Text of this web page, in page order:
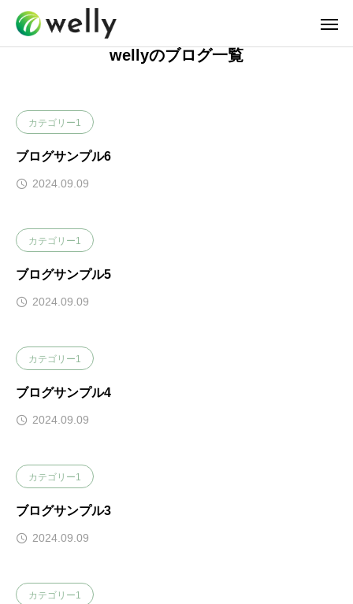
wellyのブログ一覧
カテゴリー1
ブログサンプル6
2024.09.09
カテゴリー1
ブログサンプル5
2024.09.09
カテゴリー1
ブログサンプル4
2024.09.09
カテゴリー1
ブログサンプル3
2024.09.09
カテゴリー1